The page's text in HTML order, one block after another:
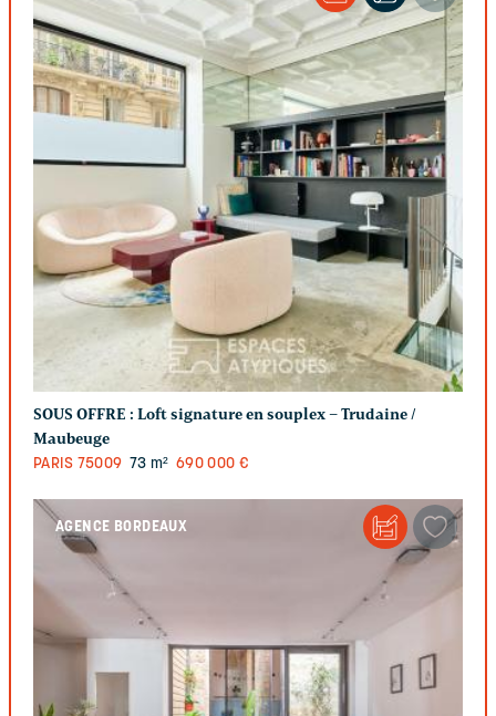
SOUS OFFRE : Loft signature en souplex – Trudaine /
Maubeuge
PARIS 75009 73 m² 690 000 €
AGENCE BORDEAUX